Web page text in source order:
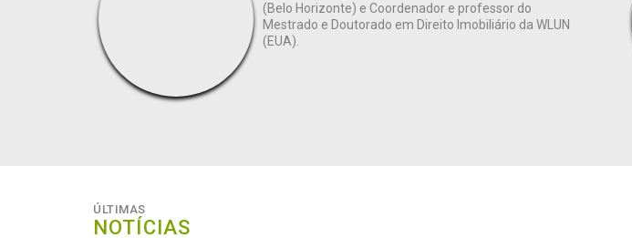
(Belo Horizonte) e Coordenador e professor do
Mestrado e Doutorado em Direito Imobiliário da WLUN
(EUA).
ÚLTIMAS
NOTÍCIAS